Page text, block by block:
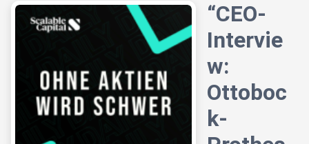
“CEO-
Intervie
w:
Ottoboc
k-